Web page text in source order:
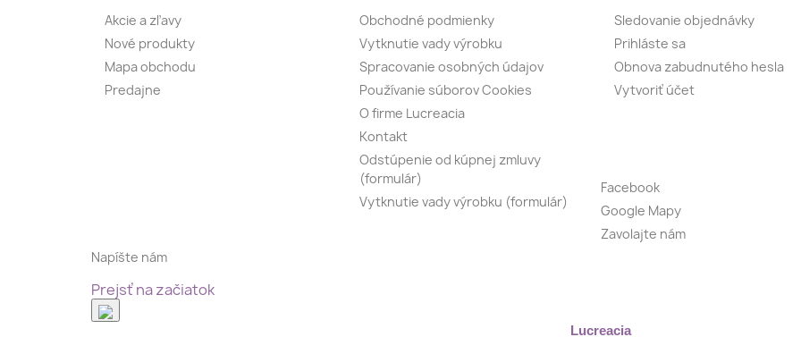
Akcie a zľavy
Nové produkty
Mapa obchodu
Predajne
Obchodné podmienky
Vytknutie vady výrobku
Spracovanie osobných údajov
Používanie súborov Cookies
O firme Lucreacia
Kontakt
Odstúpenie od kúpnej zmluvy
(formulár)
Vytknutie vady výrobku (formulár)
Sledovanie objednávky
Prihláste sa
Obnova zabudnutého hesla
Vytvoriť účet
Facebook
Google Mapy
Zavolajte nám
Napíšte nám
Prejsť na začiatok
Lucreacia